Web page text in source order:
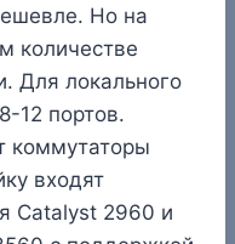
Но на
количестве
Для локального
12 портов.
коммутаторы
входят
Catalyst 2960 и